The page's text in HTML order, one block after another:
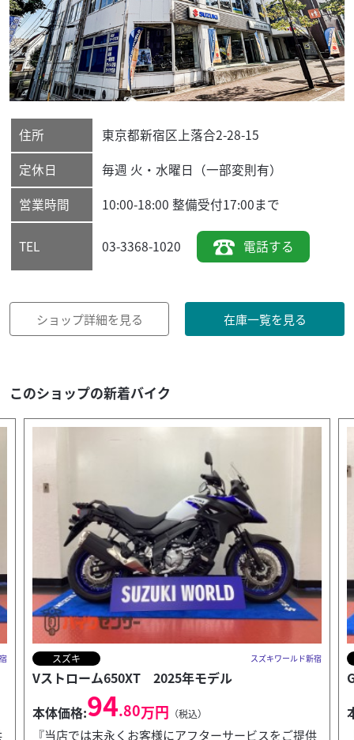
住所 東京都新宿区上落合2-28-15
定休日
毎週 火・水曜日（一部変則有）
営業時間
10:00-18:00 整備受付17:00まで
TEL 03-3368-1020 電話する
ショップ詳細を見る 在庫一覧を見る
このショップの新着バイク
スズキ スズキワールド新宿
GSX-8R 9205km走行 2024年モデル
本体価格:89.80万円 （税込）
『当店では末永くお客様にアフターサービスをご提供